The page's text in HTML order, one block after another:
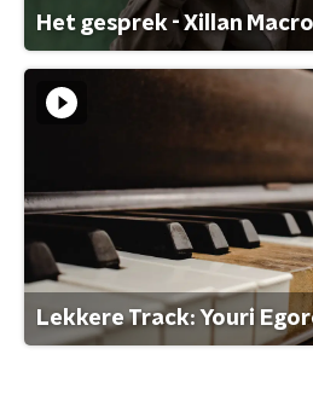
Het gesprek - Xillan
Lekkere Track: Youri